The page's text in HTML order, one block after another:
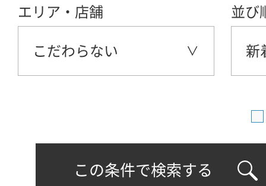
エリア・店舗
こだわらない
並び
新
この条件で検索する